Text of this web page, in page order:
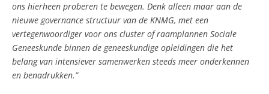
ons hierheen proberen te bewegen. Denk alleen maar aan de
nieuwe governance structuur van de KNMG, met een
vertegenwoordiger voor ons cluster of raamplannen Sociale
Geneeskunde binnen de geneeskundige opleidingen die het
belang van intensiever samenwerken steeds meer onderkennen
en benadrukken.”